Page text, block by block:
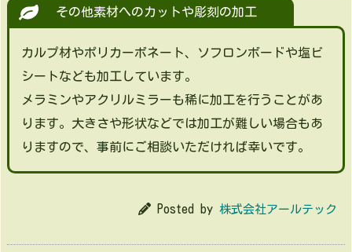
その他素材へのカットや彫刻の加工
カルプ材やポリカーボネート、ソフロンボードや塩ビ
シートなども加工しています。
メラミンやアクリルミラーも稀に加工を行うことがあ
ります。大きさや形状などでは加工が難しい場合もあ
りますので、事前にご相談いただければ幸いです。
Posted by 株式会社アールテック